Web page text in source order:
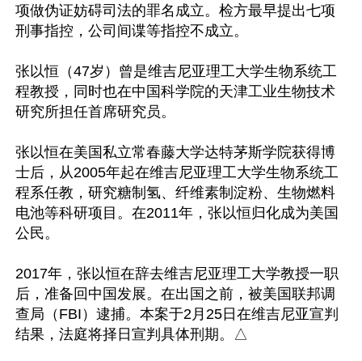
项做伪证妨碍司法的罪名成立。检方最早提出七项
刑事指控，公司间谍等指控不成立。
张以恒（47岁）曾是维吉尼亚理工大学生物系统工
程教授，同时也在中国科学院的天津工业生物技术
研究所担任首席研究员。
张以恒在美国私立常春藤大学达特茅斯学院获得博
士后，从2005年起在维吉尼亚理工大学生物系统工
程系任教，研究糖制氢、纤维素制淀粉、生物燃料
电池等科研项目。在2011年，张以恒归化成为美国
公民。
2017年，张以恒在辞去维吉尼亚理工大学教授一职
后，准备回中国发展。在出国之前，被美国联邦调
查局（FBI）逮捕。本案于2月25日在维吉尼亚宣判